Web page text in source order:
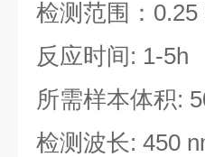
检测范围：0.25
反应时间: 1-5h
所需样本体积:
检测波长: 450